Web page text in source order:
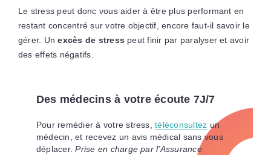
Le stress peut donc vous aider à être plus performant en
restant concentré sur votre objectif, encore faut-il savoir le
gérer. Un excès de stress peut finir par paralyser et avoir
des effets négatifs.
Des médecins à votre écoute 7J/7
Pour remédier à votre stress,téléconsultez un
médecin, et recevez un avis médical sans vous
déplacer. Prise en charge par l’Assurance